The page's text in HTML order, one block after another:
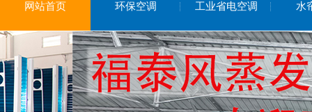
网站首页 环保空调 工业省电空调 水